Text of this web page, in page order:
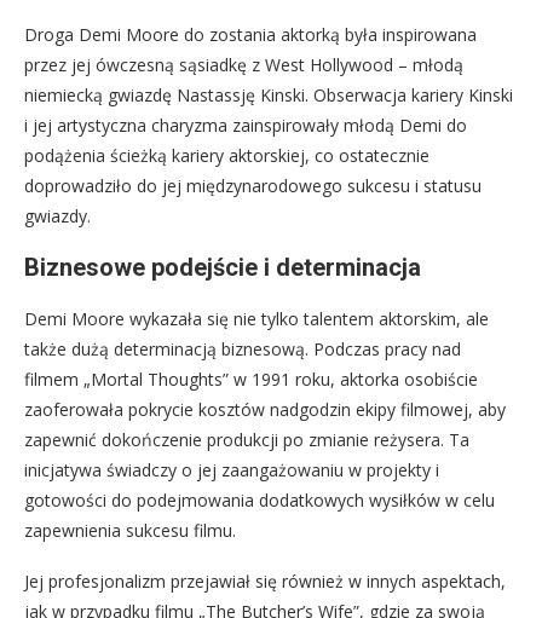
Droga Demi Moore do zostania aktorką była inspirowana
przez jej ówczesną sąsiadkę z West Hollywood – młodą
niemiecką gwiazdę Nastassję Kinski. Obserwacja kariery Kinski
i jej artystyczna charyzma zainspirowały młodą Demi do
podążenia ścieżką kariery aktorskiej, co ostatecznie
doprowadziło do jej międzynarodowego sukcesu i statusu
gwiazdy.
Biznesowe podejście i determinacja
Demi Moore wykazała się nie tylko talentem aktorskim, ale
także dużą determinacją biznesową. Podczas pracy nad
filmem „Mortal Thoughts” w 1991 roku, aktorka osobiście
zaoferowała pokrycie kosztów nadgodzin ekipy filmowej, aby
zapewnić dokończenie produkcji po zmianie reżysera. Ta
inicjatywa świadczy o jej zaangażowaniu w projekty i
gotowości do podejmowania dodatkowych wysiłków w celu
zapewnienia sukcesu filmu.
Jej profesjonalizm przejawiał się również w innych aspektach,
jak w przypadku filmu „The Butcher’s Wife”, gdzie za swoją